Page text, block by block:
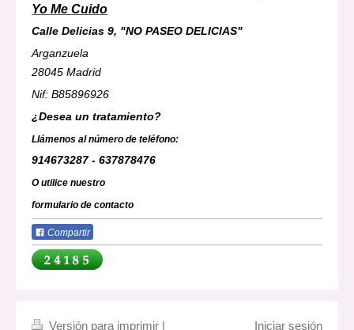
Yo Me Cuido
Calle Delicias 9, "NO PASEO DELICIAS"
Arganzuela
28045 Madrid
Nif: B85896926
¿Desea un tratamiento?
Llámenos al número de teléfono:
914673287 - 637878476
O utilice nuestro
formulario de contacto
Compartir
Versión para imprimir | Iniciar sesión